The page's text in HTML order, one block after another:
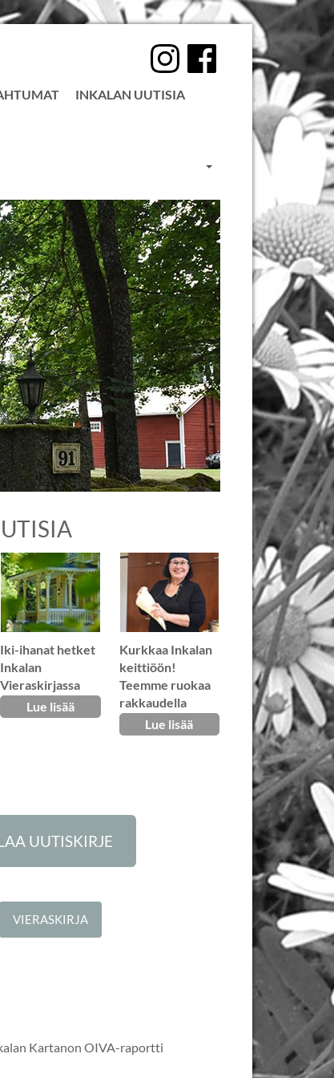
INKALAN UUTISIA
Iki-ihanat hetket
Inkalan
Vieraskirjassa
Lue lisää
Kurkkaa Inkalan
keittiöön!
Teemme ruokaa
rakkaudella
Lue lisää
UUTISKIRJE
VIERASKIRJA
Kartanon OIVA-raportti